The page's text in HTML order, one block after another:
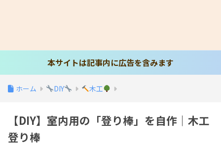
本サイトは記事内に広告を含みます
ホーム DIY 木工
【DIY】室内用の「登り棒」を自作｜木工
登り棒